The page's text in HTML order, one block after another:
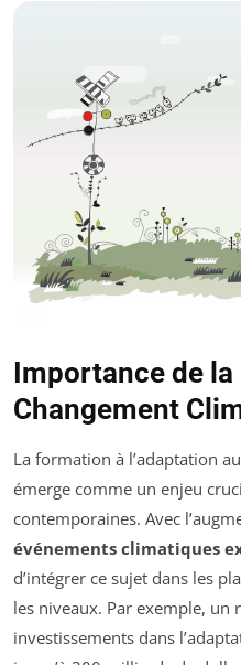
Importance de
Changement
La formation à l’adaptation au
émerge comme un enjeu
contemporaines. Avec
événements climatiques
d’intégrer ce sujet dans les
les niveaux. Par exemple, un
investissements dans